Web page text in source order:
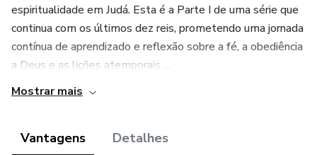
espiritualidade em Judá. Esta é a Parte I de uma série que
continua com os últimos dez reis, prometendo uma jornada
contínua de aprendizado e reflexão sobre a fé, a obediência
a Deus e as lições atemporais ...
Mostrar mais
Vantagens Detalhes